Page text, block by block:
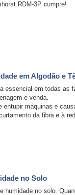
RDM-3P cumpre!
em Algodão e
essencial em todas as
e venda.
máquinas e
da fibra e à
no Solo
humidade no solo.